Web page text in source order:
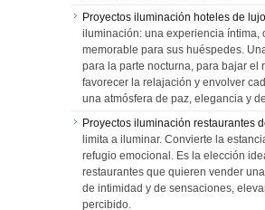
Proyectos iluminación hoteles de lujo
iluminación: una experiencia íntima,
memorable para sus huéspedes.
para la parte nocturna, para bajar el
favorecer la relajación y envolver
una atmósfera de paz, elegancia y
Proyectos iluminación restaurantes
limita a iluminar. Convierte la
refugio emocional. Es la elección
restaurantes que quieren vender
de intimidad y de sensaciones,
percibido.